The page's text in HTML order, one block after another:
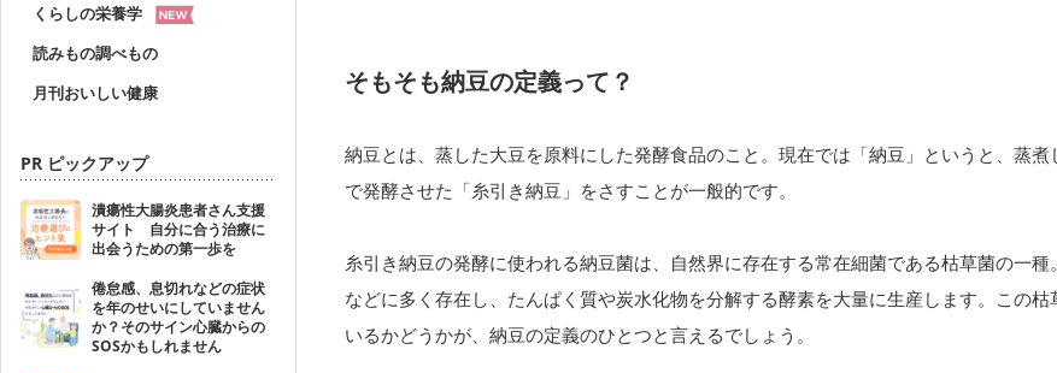
くらしの栄養学
読みもの調べもの
月刊おいしい健康
PR ピックアップ
潰瘍性大腸炎患者さん支援
サイト 自分に合う治療に
出会うための第一歩を
倦怠感、息切れなどの症状
を年のせいにしていません
か？そのサイン心臓からの
SOSかもしれません
そもそも納豆の定義って？
納豆とは、蒸した大豆を原料にした発酵食品のこと。現在では「納豆」というと、蒸
で発酵させた「糸引き納豆」をさすことが一般的です。
糸引き納豆の発酵に使われる納豆菌は、自然界に存在する常在細菌である枯草菌の一
などに多く存在し、たんぱく質や炭水化物を分解する酵素を大量に生産します。この枯
いるかどうかが、納豆の定義のひとつと言えるでしょう。